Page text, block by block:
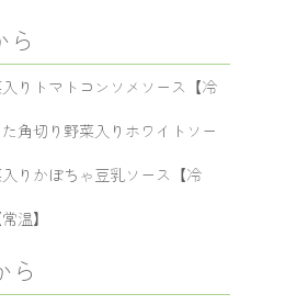
りトマトコンソメソース【冷
角切り野菜入りホワイトソー
りかぼちゃ豆乳ソース【冷
温】
ら